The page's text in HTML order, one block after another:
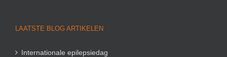
LAATSTE BLOG ARTIKELEN
Internationale epilepsiedag